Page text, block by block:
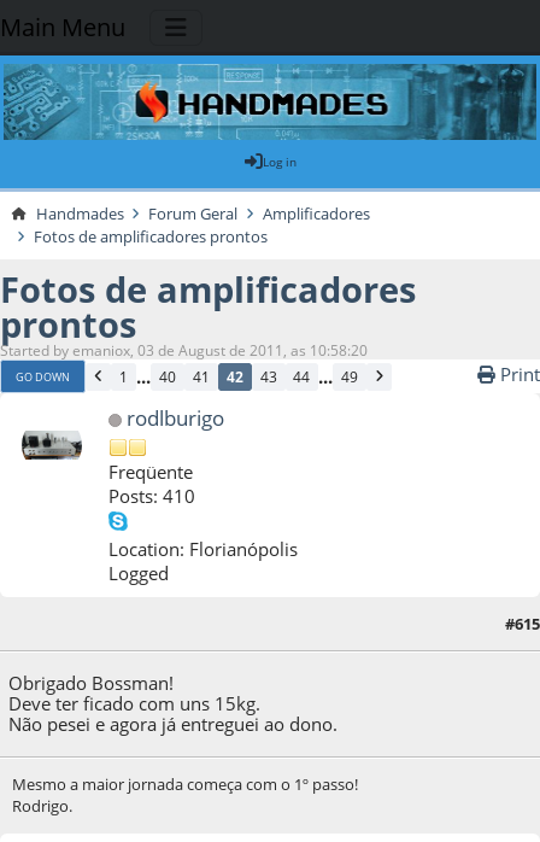
Main Menu
Log in
Handmades Forum Geral
Amplificadores
Fotos de amplificadores prontos
Fotos de amplificadores
prontos
Started by emaniox, 03 de August de 2011, as 10:58:20
GO DOWN 1 ... 40 41 42 43 44 ... 49 Print
rodlburigo
Freqüente
Posts: 410
Location: Florianópolis
Logged
#615
Obrigado Bossman!
Deve ter ficado com uns 15kg.
Não pesei e agora já entreguei ao dono.
Mesmo a maior jornada começa com o 1º passo!
Rodrigo.